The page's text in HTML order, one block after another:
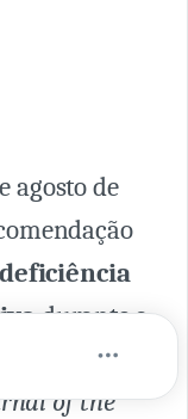
agosto de
durante a
no
of the